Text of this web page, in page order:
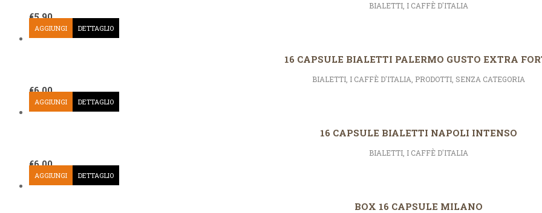
BIALETTI I CAFFÈ D'ITALIA
€5,90
AGGIUNGI DETTAGLIO
16 CAPSULE BIALETTI PALERMO GUSTO EXTRA
BIALETTI I CAFFÈ D'ITALIA PRODOTTI SENZA CATEGORIA
€6,00
AGGIUNGI DETTAGLIO
16 CAPSULE BIALETTI NAPOLI INTENSO
BIALETTI I CAFFÈ D'ITALIA
€6,00
AGGIUNGI DETTAGLIO
BOX 16 CAPSULE MILANO